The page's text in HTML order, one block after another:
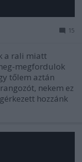
15
a rali miatt
megfordulok
tőlem aztán
nekem ez
hozzánk